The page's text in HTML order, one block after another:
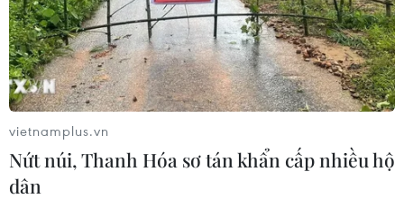
vietnamplus.vn
Nứt núi, Thanh Hóa sơ tán khẩn cấp nhiều hộ
dân